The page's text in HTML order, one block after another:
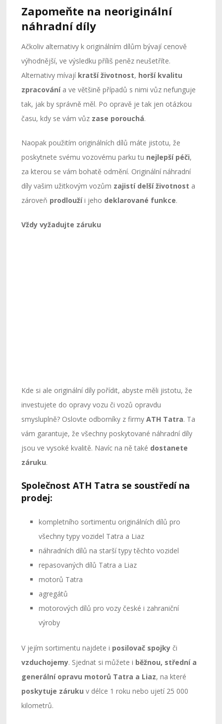
Zapomeňte na neoriginální
náhradní díly
Ačkoliv alternativy k originálním dílům bývají cenově
výhodnější, ve výsledku příliš peněz neušetříte.
Alternativy mívají kratší životnost, horší kvalitu
zpracovánía ve většině případů s nimi vůz nefunguje
tak, jak by správně měl. Po opravě je tak jen otázkou
času, kdy se vám vůz zase porouchá.
Naopak použitím originálních dílů máte jistotu, že
poskytnete svému vozovému parku tu nejlepší péči,
za kterou se vám bohatě odmění. Originální náhradní
díly vašim užitkovým vozům zajistí delší životnost a
zároveň prodloužíi jeho deklarované funkce.
Vždy vyžadujte záruku
Kde si ale originální díly pořídit, abyste měli jistotu, že
investujete do opravy vozu či vozů opravdu
smysluplně? Oslovte odborníky z firmyATH Tatra. Ta
vám garantuje, že všechny poskytované náhradní díly
jsou ve vysoké kvalitě. Navíc na ně také dostanete
záruku.
Společnost ATH Tatra se soustředí na
prodej:
kompletního sortimentu originálních dílů pro
všechny typy vozidel Tatra a Liaz
náhradních dílů na starší typy těchto vozidel
repasovaných dílů Tatra a Liaz
motorů Tatra
agregátů
motorových dílů pro vozy české i zahraniční
výroby
V jejím sortimentu najdete i posilovač spojky či
vzduchojemy. Sjednat si můžete i běžnou, střední a
generální opravu motorů Tatra a Liaz, na které
poskytuje záruku v délce 1 roku nebo ujetí 25 000
kilometrů.